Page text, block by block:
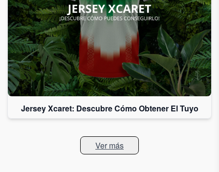
Jersey Xcaret: Descubre Cómo Obtener El Tuyo
Ver más